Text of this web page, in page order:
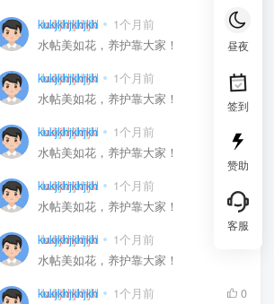
kukjkhjkhjkh 1个月前
0
水帖美如花，养护靠大家！
kukjkhjkhjkh 1个月前
0
水帖美如花，养护靠大家！
kukjkhjkhjkh 1个月前
0
水帖美如花，养护靠大家！
kukjkhjkhjkh 1个月前
水帖美如花，养护靠大家！
kukjkhjkhjkh 1个月前
水帖美如花，养护靠大家！
kukjkhjkhjkh 1个月前
0
昼夜
签到
赞助
客服